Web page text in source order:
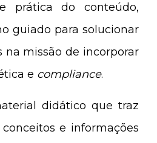
prática do conteúdo,
guiado para solucionar
na missão de incorporar
e compliance.
didático que traz
e informações